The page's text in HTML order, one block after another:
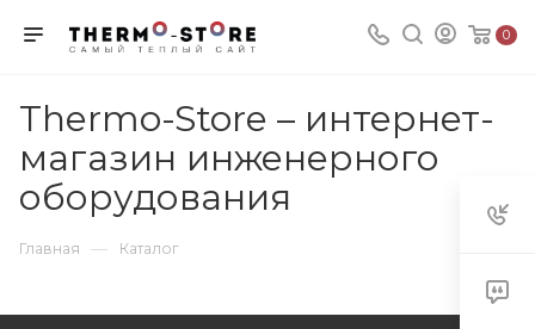
0
Thermo-Store – интернет-
магазин инженерного
оборудования
Главная — Каталог